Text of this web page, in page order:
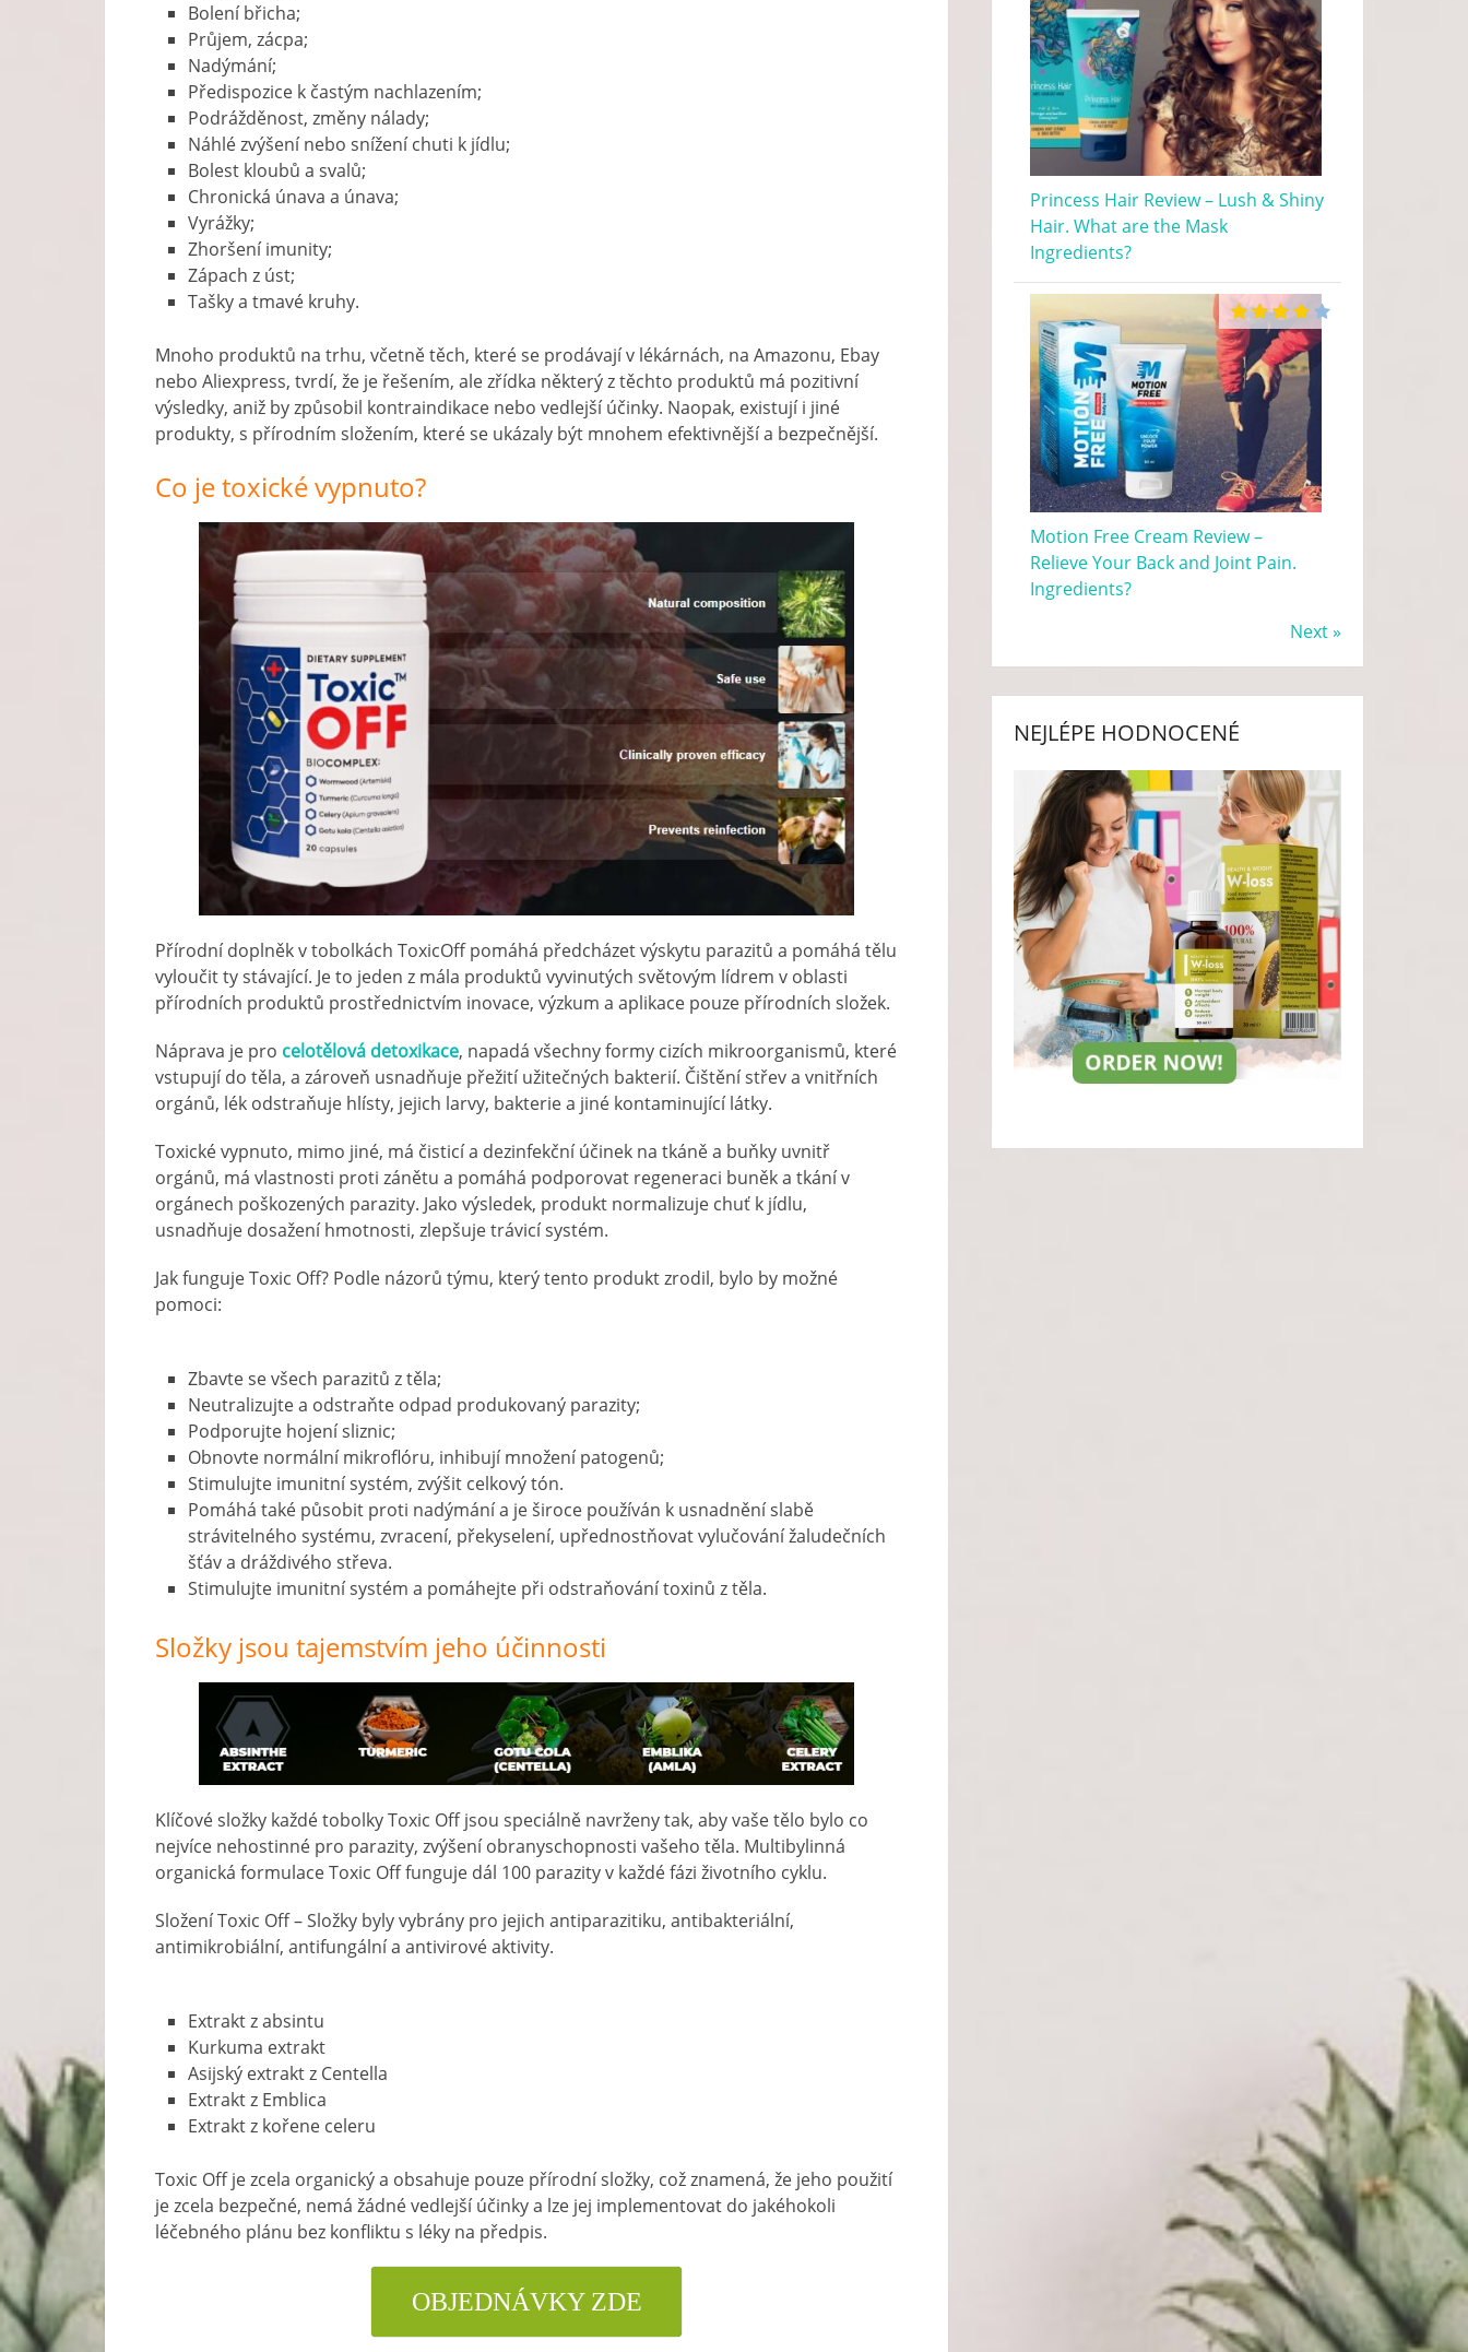
Bolení břicha;
Průjem, zácpa;
Nadýmání;
Předispozice k častým nachlazením;
Podrážděnost, změny nálady;
Náhlé zvýšení nebo snížení chuti k jídlu;
Bolest kloubů a svalů;
Chronická únava a únava;
Vyrážky;
Zhoršení imunity;
Zápach z úst;
Tašky a tmavé kruhy.
Mnoho produktů na trhu, včetně těch, které se prodávají v lékárnách, na Amazonu, Ebay
nebo Aliexpress, tvrdí, že je řešením, ale zřídka některý z těchto produktů má pozitivní
výsledky, aniž by způsobil kontraindikace nebo vedlejší účinky. Naopak, existují i ​​jiné
produkty, s přírodním složením, které se ukázaly být mnohem efektivnější a bezpečnější.
Co je toxické vypnuto?
Přírodní doplněk v tobolkách ToxicOff pomáhá předcházet výskytu parazitů a pomáhá tělu
vyloučit ty stávající. Je to jeden z mála produktů vyvinutých světovým lídrem v oblasti
přírodních produktů prostřednictvím inovace, výzkum a aplikace pouze přírodních složek.
Náprava je pro celotělová detoxikace, napadá všechny formy cizích mikroorganismů, které
vstupují do těla, a zároveň usnadňuje přežití užitečných bakterií. Čištění střev a vnitřních
orgánů, lék odstraňuje hlísty, jejich larvy, bakterie a jiné kontaminující látky.
Toxické vypnuto, mimo jiné, má čisticí a dezinfekční účinek na tkáně a buňky uvnitř
orgánů, má vlastnosti proti zánětu a pomáhá podporovat regeneraci buněk a tkání v
orgánech poškozených parazity. Jako výsledek, produkt normalizuje chuť k jídlu,
usnadňuje dosažení hmotnosti, zlepšuje trávicí systém.
Jak funguje Toxic Off? Podle názorů týmu, který tento produkt zrodil, bylo by možné
pomoci:
Zbavte se všech parazitů z těla;
Neutralizujte a odstraňte odpad produkovaný parazity;
Podporujte hojení sliznic;
Obnovte normální mikroflóru, inhibují množení patogenů;
Stimulujte imunitní systém, zvýšit celkový tón.
Pomáhá také působit proti nadýmání a je široce používán k usnadnění slabě
strávitelného systému, zvracení, překyselení, upřednostňovat vylučování žaludečních
šťáv a dráždivého střeva.
Stimulujte imunitní systém a pomáhejte při odstraňování toxinů z těla.
Složky jsou tajemstvím jeho účinnosti
Klíčové složky každé tobolky Toxic Off jsou speciálně navrženy tak, aby vaše tělo bylo co
nejvíce nehostinné pro parazity, zvýšení obranyschopnosti vašeho těla. Multibylinná
organická formulace Toxic Off funguje dál 100 parazity v každé fázi životního cyklu.
Složení Toxic Off – Složky byly vybrány pro jejich antiparazitiku, antibakteriální,
antimikrobiální, antifungální a antivirové aktivity.
Extrakt z absintu
Kurkuma extrakt
Asijský extrakt z Centella
Extrakt z Emblica
Extrakt z kořene celeru
Toxic Off je zcela organický a obsahuje pouze přírodní složky, což znamená, že jeho použití
je zcela bezpečné, nemá žádné vedlejší účinky a lze jej implementovat do jakéhokoli
léčebného plánu bez konfliktu s léky na předpis.
OBJEDNÁVKY ZDE
Princess Hair Review – Lush & Shiny
Hair. What are the Mask
Ingredients?
Motion Free Cream Review –
Relieve Your Back and Joint Pain.
Ingredients?
Next »
NEJLÉPE HODNOCENÉ